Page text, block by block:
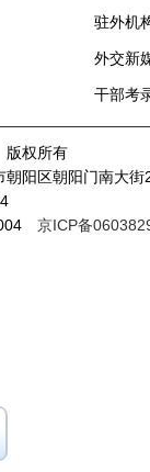
驻外机
外交新
干部考
权所有
朝阳区朝阳门南大
京ICP备